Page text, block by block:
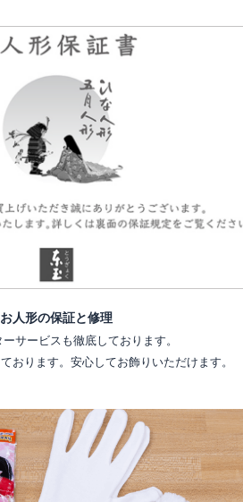
お人形の保証と修理
サービスも徹底しております。
おります。安心してお飾りいただけます。